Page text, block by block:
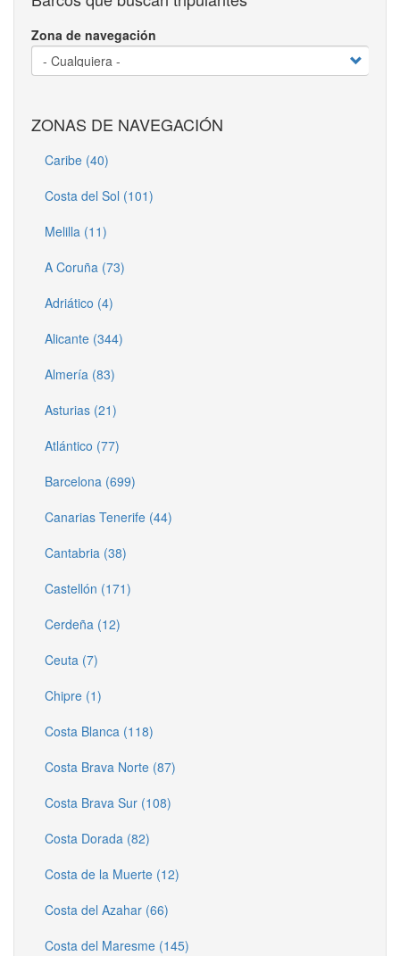
Zona de navegación
ZONAS DE NAVEGACIÓN
Caribe (40)
Costa del Sol (101)
Melilla (11)
A Coruña (73)
Adriático (4)
Alicante (344)
Almería (83)
Asturias (21)
Atlántico (77)
Barcelona (699)
Canarias Tenerife (44)
Cantabria (38)
Castellón (171)
Cerdeña (12)
Ceuta (7)
Chipre (1)
Costa Blanca (118)
Costa Brava Norte (87)
Costa Brava Sur (108)
Costa Dorada (82)
Costa de la Muerte (12)
Costa del Azahar (66)
Costa del Maresme (145)